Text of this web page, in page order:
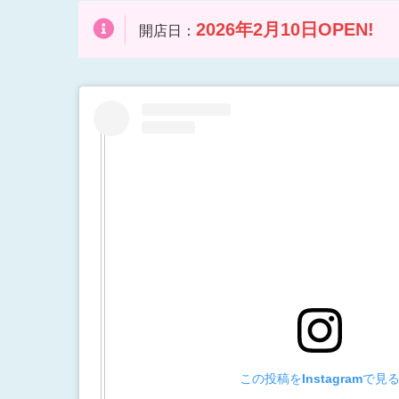
開店日： 2026年2月 10日OPEN!
この投稿をInstagramで見る